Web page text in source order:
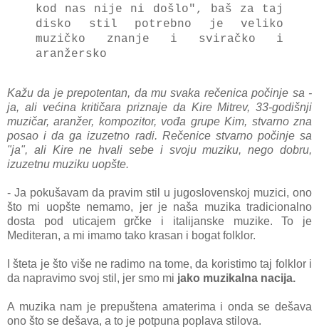
kod nas nije ni došlo", baš za taj
disko stil potrebno je veliko
muzičko znanje i sviračko i
aranžersko
Kažu da je prepotentan, da mu svaka rečenica počinje sa -
ja, ali većina kritičara priznaje da Kire Mitrev, 33-godišnji
muzičar, aranžer, kompozitor, vođa grupe Kim, stvarno zna
posao i da ga izuzetno radi. Rečenice stvarno počinje sa
"ja", ali Kire ne hvali sebe i svoju muziku, nego dobru,
izuzetnu muziku uopšte.
- Ja pokušavam da pravim stil u jugoslovenskoj muzici, ono
što mi uopšte nemamo, jer je naša muzika tradicionalno
dosta pod uticajem grčke i italijanske muzike. To je
Mediteran, a mi imamo tako krasan i bogat folklor.
I šteta je što više ne radimo na tome, da koristimo taj folklor i
da napravimo svoj stil, jer smo mi jako muzikalna nacija.
A muzika nam je prepuštena amaterima i onda se dešava
ono što se dešava, a to je potpuna poplava stilova.